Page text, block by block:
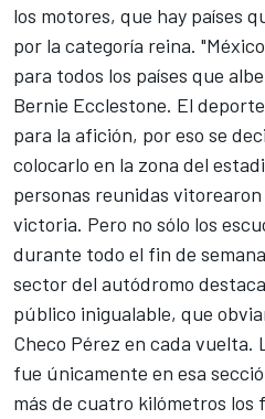
los motores, que hay países
por la categoría reina.
para todos los países que
Bernie Ecclestone. El
para la afición, por eso se
colocarlo en la zona del
personas reunidas
victoria. Pero no sólo los
durante todo el fin de
sector del autódromo
público inigualable, que
Checo Pérez en cada vuelta.
fue únicamente en esa
más de cuatro kilómetros los